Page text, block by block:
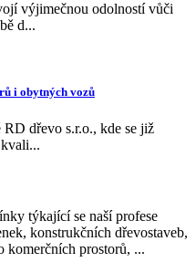
výjimečnou odolností vůči
d...
i obytných vozů
dřevo s.r.o., kde se již
týkající se naší profese
konstrukčních dřevostaveb,
komerčních prostorů, ...